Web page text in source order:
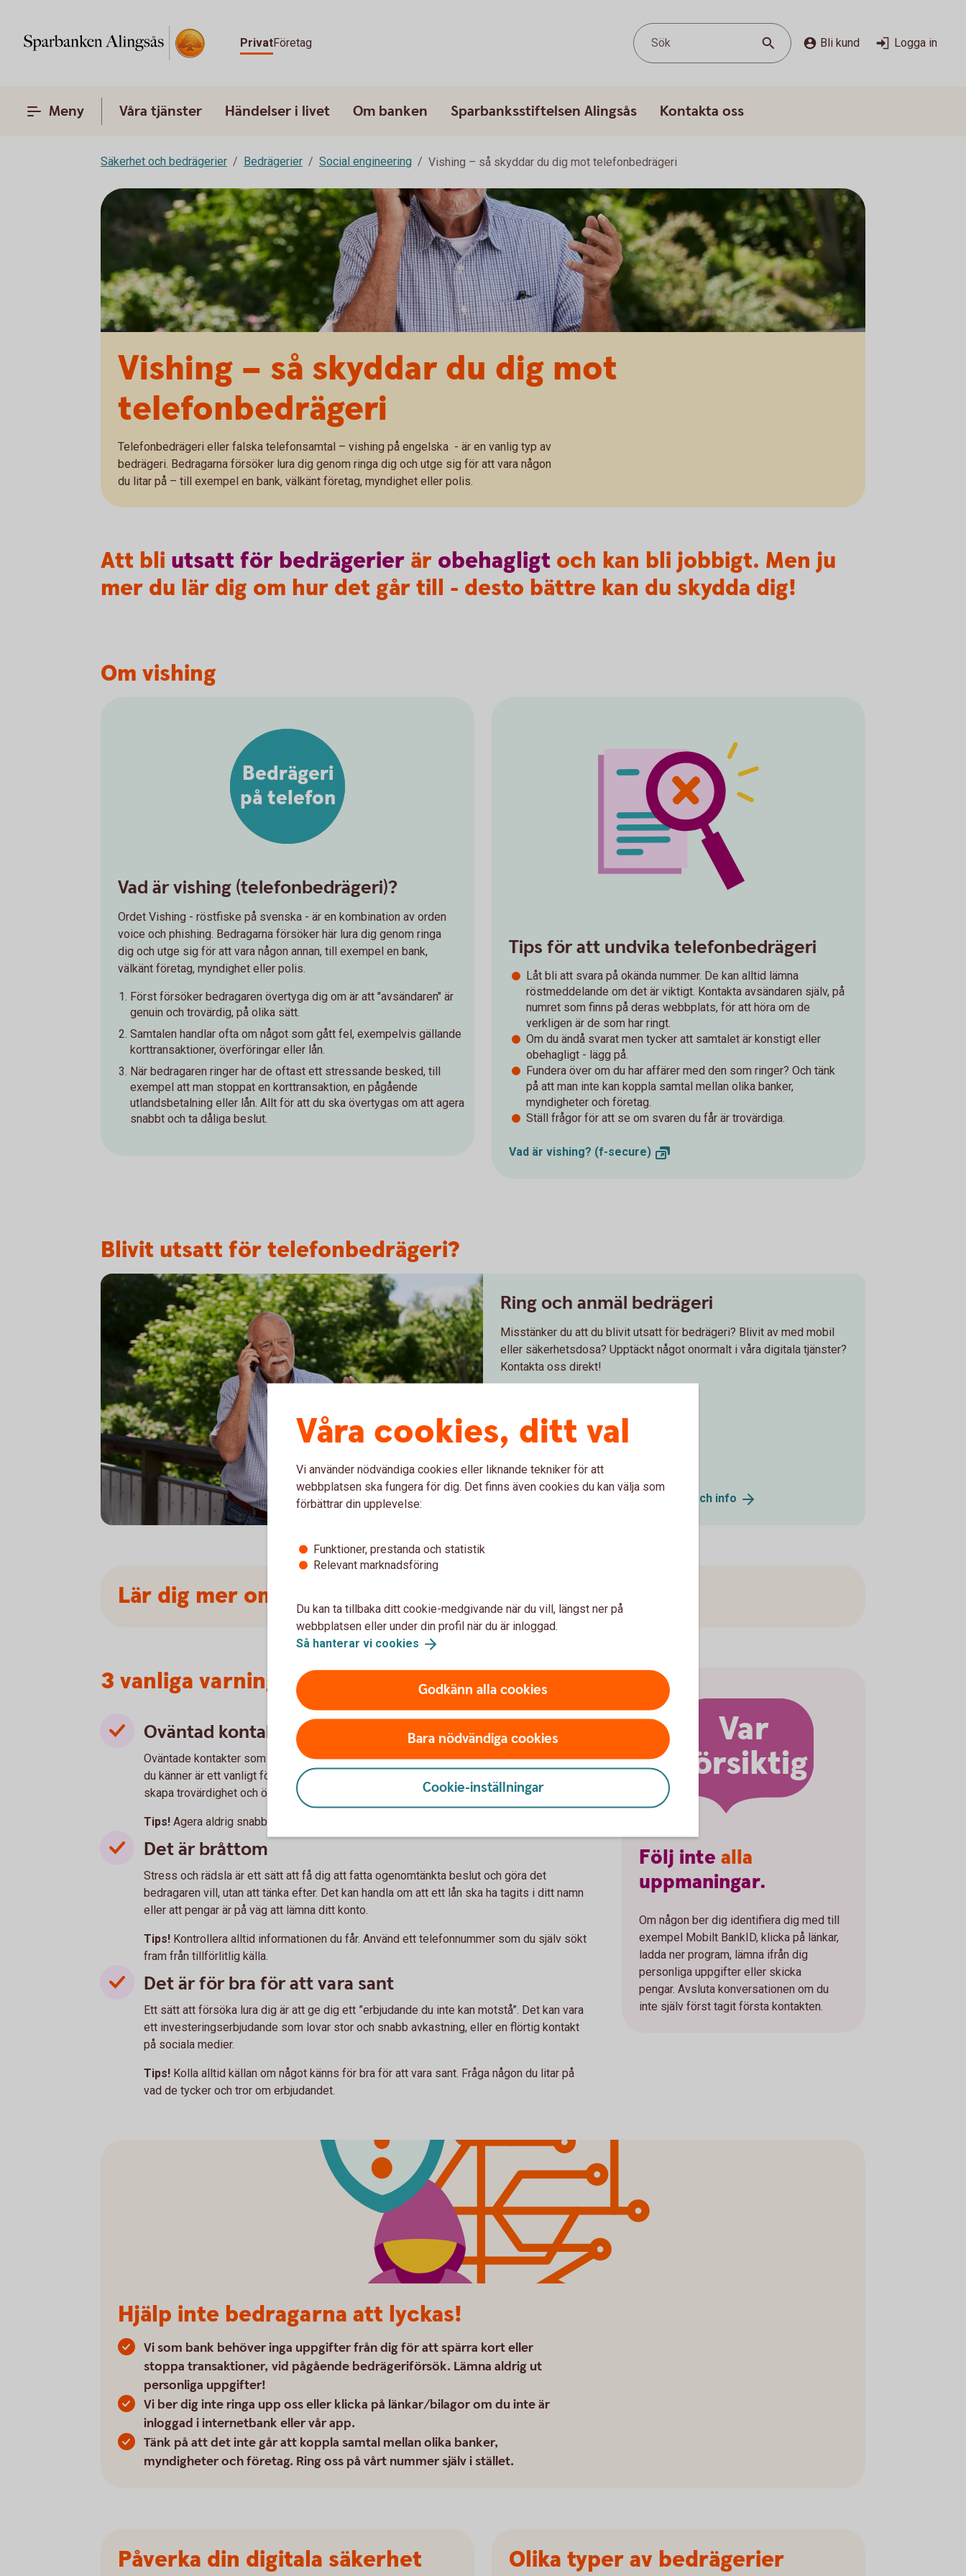
PrivatFöretag Sök Bli kund Logga in
Meny Våra tjänster Händelser i livet Om banken Sparbanksstiftelsen Alingsås Kontakta oss
Säkerhet och bedrägerier Bedrägerier Social engineering Vishing – så skyddar du dig mot telefonbedrägeri
Vishing – så skyddar du dig mot
telefonbedrägeri
Telefonbedrägeri eller falska telefonsamtal – vishing på engelska - är en vanlig typ av
bedrägeri. Bedragarna försöker lura dig genom ringa dig och utge sig för att vara någon
du litar på – till exempel en bank, välkänt företag, myndighet eller polis.
Att bli utsattför bedrägerier är obehagligt och kan bli jobbigt. Men ju
mer du lär dig om hur det går till - desto bättre kan du skydda dig!
Om vishing
Bedrägeri
på telefon
Vad är vishing (telefonbedrägeri)?
Ordet Vishing - röstfiske på svenska - är en kombination av orden
voice och phishing. Bedragarna försöker här lura dig genom ringa
dig och utge sig för att vara någon annan, till exempel en bank,
välkänt företag, myndighet eller polis.
Först försöker bedragaren övertyga dig om är att "avsändaren" är
genuin och trovärdig, på olika sätt.
Samtalen handlar ofta om något som gått fel, exempelvis gällande
korttransaktioner, överföringar eller lån.
När bedragaren ringer har de oftast ett stressande besked, till
exempel att man stoppat en korttransaktion, en pågående
utlandsbetalning eller lån. Allt för att du ska övertygas om att agera
snabbt och ta dåliga beslut.
Tips för att undvika telefonbedrägeri
Låt bli att svara på okända nummer. De kan alltid lämna
röstmeddelande om det är viktigt. Kontakta avsändaren själv, på
numret som finns på deras webbplats, för att höra om de
verkligen är de som har ringt.
Om du ändå svarat men tycker att samtalet är konstigt eller
obehagligt - lägg på.
Fundera över om du har affärer med den som ringer? Och tänk
på att man inte kan koppla samtal mellan olika banker,
myndigheter och företag.
Ställ frågor för att se om svaren du får är trovärdiga.
Vad är vishing? (f-secure)
Blivit utsatt för telefonbedrägeri?
Ring och anmäl bedrägeri
Misstänker du att du blivit utsatt för bedrägeri? Blivit av med mobil
eller säkerhetsdosa? Upptäckt något onormalt i våra digitala tjänster?
Kontakta oss direkt!
Anmäl bedrägeri – telefonnummer och info
Lär dig mer om hur du kan skydda dig motbedragarna.
3 vanliga varningstecken på bedrägerier
Oväntad kontakt
Oväntade kontakter som ser ut att komma från välkända företag, myndigheter eller någon
du känner är ett vanligt försök att lura dig. Bedragare använder falska avsändare för att
skapa trovärdighet och övertyga dig.
Tips! Agera aldrig snabbt, ta dig tid, tänk efter och kontrollera avsändaren.
Det är bråttom
Stress och rädsla är ett sätt att få dig att fatta ogenomtänkta beslut och göra det
bedragaren vill, utan att tänka efter. Det kan handla om att ett lån ska ha tagits i ditt namn
eller att pengar är på väg att lämna ditt konto.
Tips! Kontrollera alltid informationen du får. Använd ett telefonnummer som du själv sökt
fram från tillförlitlig källa.
Det är för bra för att vara sant
Ett sätt att försöka lura dig är att ge dig ett ”erbjudande du inte kan motstå”. Det kan vara
ett investeringserbjudande som lovar stor och snabb avkastning, eller en flörtig kontakt
på sociala medier.
Tips! Kolla alltid källan om något känns för bra för att vara sant. Fråga någon du litar på
vad de tycker och tror om erbjudandet.
Var
försiktig
Följ inte alla
uppmaningar.
Om någon ber dig identifiera dig med till
exempel Mobilt BankID, klicka på länkar,
ladda ner program, lämna ifrån dig
personliga uppgifter eller skicka
pengar. Avsluta konversationen om du
inte själv först tagit första kontakten.
Hjälp inte bedragarna att lyckas!
Vi som bank behöver inga uppgifter från dig för att spärra kort eller
stoppa transaktioner, vid pågående bedrägeriförsök. Lämna aldrig ut
personliga uppgifter!
Vi ber dig inte ringa upp oss eller klicka på länkar/bilagor om du inte är
inloggad i internetbank eller vår app.
Tänk på att det inte går att koppla samtal mellan olika banker,
myndigheter och företag. Ring oss på vårt nummer själv i stället.
Påverka din digitala säkerhet Olika typer av bedrägerier
Våra cookies, ditt val
Vi använder nödvändiga cookies eller liknande tekniker för att
webbplatsen ska fungera för dig. Det finns även cookies du kan välja som
förbättrar din upplevelse:
Funktioner, prestanda och statistik
Relevant marknadsföring
Du kan ta tillbaka ditt cookie-medgivande när du vill, längst ner på
webbplatsen eller under din profil när du är inloggad.
Så hanterar vi cookies
Godkänn alla cookies
Bara nödvändiga cookies
Cookie-inställningar